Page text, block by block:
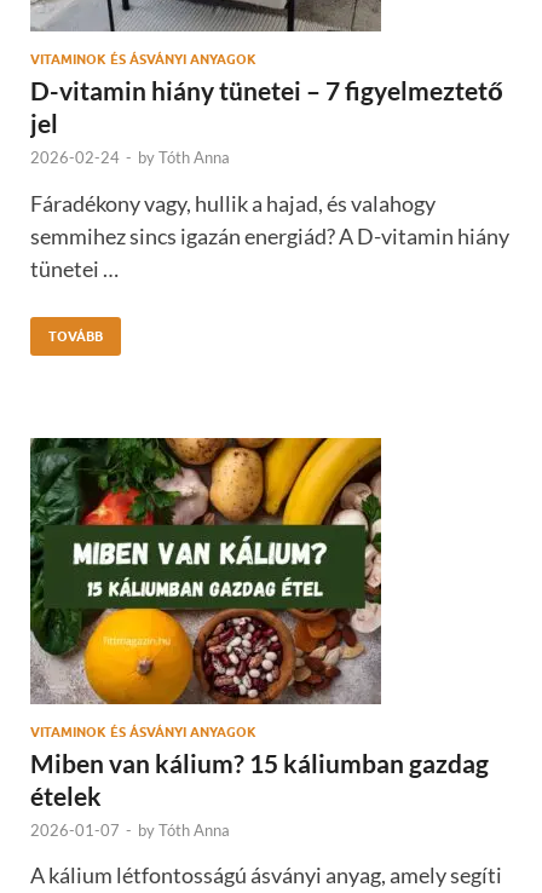
VITAMINOK ÉS ÁSVÁNYI ANYAGOK
D-vitamin hiány tünetei – 7 figyelmeztető
jel
2026-02-24 - byTóth Anna
Fáradékony vagy, hullik a hajad, és valahogy
semmihez sincs igazán energiád? A D-vitamin hiány
tünetei …
TOVÁBB
VITAMINOK ÉS ÁSVÁNYI ANYAGOK
Miben van kálium? 15 káliumban gazdag
ételek
2026-01-07 - byTóth Anna
A kálium létfontosságú ásványi anyag, amely segíti